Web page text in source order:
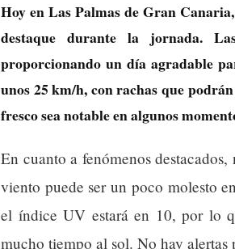
Hoy en Las Palmas de Gran
destaque durante la jornada.
proporcionando un día agradable
unos 25 km/h, con rachas que
fresco sea notable en algunos
En cuanto a fenómenos
viento puede ser un poco molesto
el índice UV estará en 10, por lo
mucho tiempo al sol. No hay